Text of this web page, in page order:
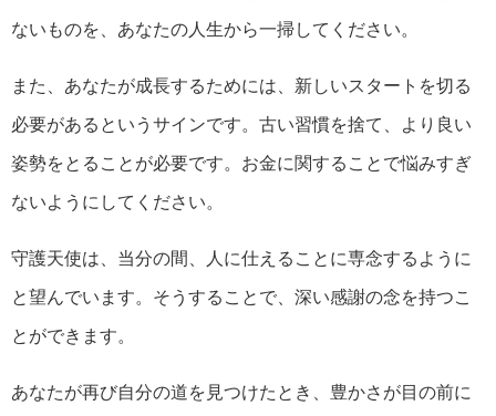
ないものを、あなたの人生から一掃してください。
また、あなたが成長するためには、新しいスタートを切る
必要があるというサインです。古い習慣を捨て、より良い
姿勢をとることが必要です。お金に関することで悩みすぎ
ないようにしてください。
守護天使は、当分の間、人に仕えることに専念するように
と望んでいます。そうすることで、深い感謝の念を持つこ
とができます。
あなたが再び自分の道を見つけたとき、豊かさが目の前に